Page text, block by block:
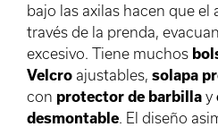
bajo las axilas hacen que el
través de la prenda,
excesivo. Tiene muchos
Velcro ajustables, solapa
con protector de barbilla y
desmontable . El diseño